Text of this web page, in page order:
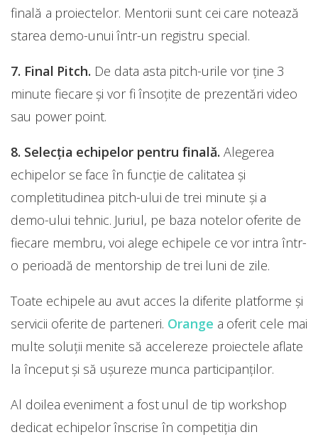
finală a proiectelor. Mentorii sunt cei care notează
starea demo-unui într-un registru special.
7. Final Pitch. De data asta pitch-urile vor ține 3
minute fiecare și vor fi însoțite de prezentări video
sau power point.
8. Selecția echipelor pentru finală. Alegerea
echipelor se face în funcție de calitatea și
completitudinea pitch-ului de trei minute și a
demo-ului tehnic. Juriul, pe baza notelor oferite de
fiecare membru, voi alege echipele ce vor intra într-
o perioadă de mentorship de trei luni de zile.
Toate echipele au avut acces la diferite platforme și
servicii oferite de parteneri. Orange a oferit cele mai
multe soluții menite să accelereze proiectele aflate
la început și să ușureze munca participanților.
Al doilea eveniment a fost unul de tip workshop
dedicat echipelor înscrise în competiția din